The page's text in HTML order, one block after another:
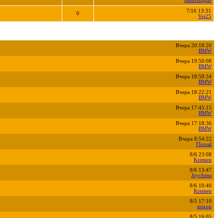
0
7/16 13:31
Vet25
Вчера 20:18:20
BMW
Вчера 19:50:08
BMW
Вчера 18:59:34
BMW
Вчера 18:22:21
BMW
Вчера 17:45:15
BMW
Вчера 17:18:36
BMW
Вчера 8:54:22
Floreal
8/6 23:08
Kremen
8/6 13:47
Joychens
8/6 10:40
Kremen
8/5 17:10
mixon
8/5 16:05